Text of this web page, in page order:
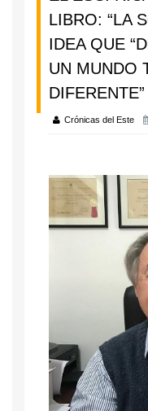
LIBRO: “LA
IDEA QUE
UN MUNDO
DIFERENTE”
Crónicas del Este